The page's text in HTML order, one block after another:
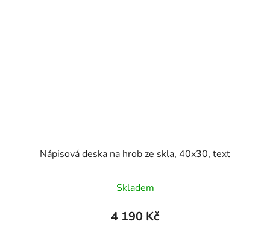
Nápisová deska na hrob ze skla, 40x30, text
hodnocení
produktu
Skladem
4 190 Kč